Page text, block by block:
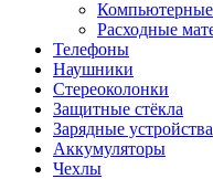
Расходные
Телефоны
Наушники
Стереоколонки
Защитные стёкла
Зарядные устройства
Аккумуляторы
Чехлы